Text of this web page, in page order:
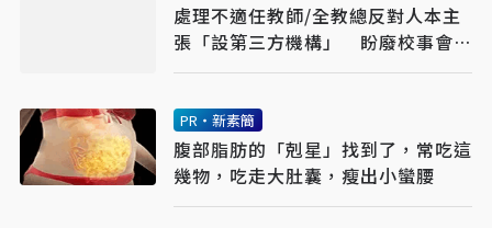
處理不適任教師/全教總反對人本主
張「設第三方機構」 盼廢校事會
議、案件分流
PR・新素簡
腹部脂肪的「剋星」找到了，常吃這
幾物，吃走大肚囊，瘦出小蠻腰